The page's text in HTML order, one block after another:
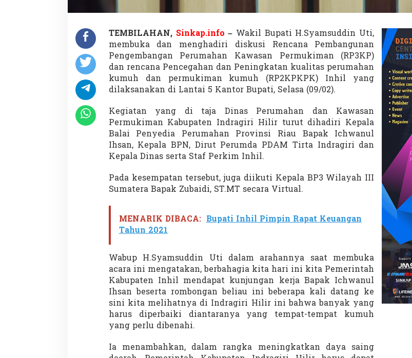
P
TEMBILAHAN, Sinkap.info – Wakil Bupati H.Syamsuddin Uti,
membuka dan menghadiri diskusi Rencana Pembangunan
Pengembangan Perumahan Kawasan Permukiman (RP3KP)
dan rencana Pencegahan dan Peningkatan kualitas perumahan
kumuh dan permukiman kumuh (RP2KPKPK) Inhil yang
dilaksanakan di Lantai 5 Kantor Bupati, Selasa (09/02).
Kegiatan yang di taja Dinas Perumahan dan Kawasan
Permukiman Kabupaten Indragiri Hilir turut dihadiri Kepala
Balai Penyedia Perumahan Provinsi Riau Bapak Ichwanul
Ihsan, Kepala BPN, Dirut Perumda PDAM Tirta Indragiri dan
Kepala Dinas serta Staf Perkim Inhil.
Pada kesempatan tersebut, juga diikuti Kepala BP3 Wilayah III
Sumatera Bapak Zubaidi, ST.MT secara Virtual.
MENARIK DIBACA: Bupati Inhil Pimpin Rapat Keuangan
Tahun 2021
Wabup H.Syamsuddin Uti dalam arahannya saat membuka
acara ini mengatakan, berbahagia kita hari ini kita Pemerintah
Kabupaten Inhil mendapat kunjungan kerja Bapak Ichwanul
Ihsan beserta rombongan beliau ini beberapa kali datang ke
sini kita melihatnya di Indragiri Hilir ini bahwa banyak yang
harus diperbaiki diantaranya yang tempat-tempat kumuh
yang perlu dibenahi.
Ia menambahkan, dalam rangka meningkatkan daya saing